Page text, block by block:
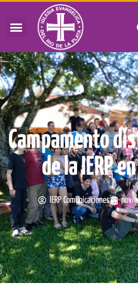
Campamento
de la IERP
IERP Comunicaciones